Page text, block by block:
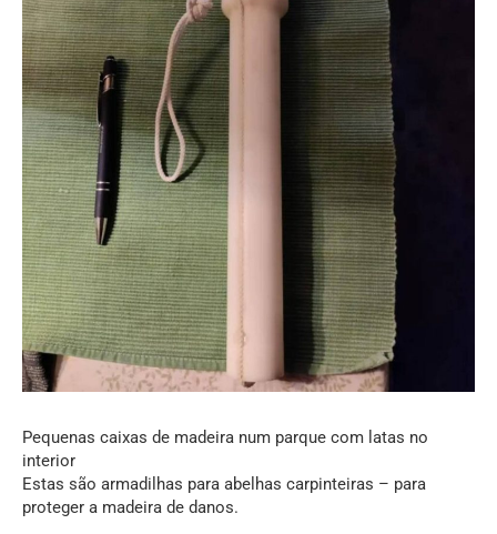
Pequenas caixas de madeira num parque com latas no
interior
Estas são armadilhas para abelhas carpinteiras – para
proteger a madeira de danos.